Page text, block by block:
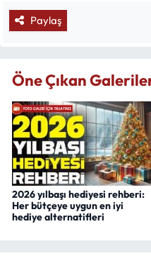
Paylaş
Öne Çıkan
2026 yılbaşı hediyesi rehberi:
Her bütçeye uygun en iyi
hediye alternatifleri